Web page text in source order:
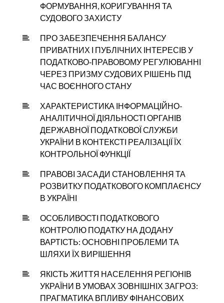
ФОРМУВАННЯ, КОРИГУВАННЯ ТА
СУДОВОГО ЗАХИСТУ
ПРО ЗАБЕЗПЕЧЕННЯ БАЛАНСУ
ПРИВАТНИХ І ПУБЛІЧНИХ ІНТЕРЕСІВ У
ПОДАТКОВО‑ПРАВОВОМУ РЕГУЛЮВАННІ
ЧЕРЕЗ ПРИЗМУ СУДОВИХ РІШЕНЬ ПІД
ЧАС ВОЄННОГО СТАНУ
ХАРАКТЕРИСТИКА ІНФОРМАЦІЙНО-
АНАЛІТИЧНОЇ ДІЯЛЬНОСТІ ОРГАНІВ
ДЕРЖАВНОЇ ПОДАТКОВОЇ СЛУЖБИ
УКРАЇНИ В КОНТЕКСТІ РЕАЛІЗАЦІЇ ЇХ
КОНТРОЛЬНОЇ ФУНКЦІЇ
ПРАВОВІ ЗАСАДИ СТАНОВЛЕННЯ ТА
РОЗВИТКУ ПОДАТКОВОГО КОМПЛАЄНСУ
В УКРАЇНІ
ОСОБЛИВОСТІ ПОДАТКОВОГО
КОНТРОЛЮ ПОДАТКУ НА ДОДАНУ
ВАРТІСТЬ: ОСНОВНІ ПРОБЛЕМИ ТА
ШЛЯХИ ЇХ ВИРІШЕННЯ
ЯКІСТЬ ЖИТТЯ НАСЕЛЕННЯ РЕГІОНІВ
УКРАЇНИ В УМОВАХ ЗОВНІШНІХ ЗАГРОЗ:
ПРАГМАТИКА ВПЛИВУ ФІНАНСОВИХ